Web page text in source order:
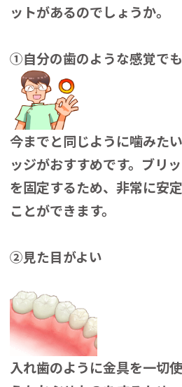
ットがあるのでしょうか。
①自分の歯のような感覚で
今までと同じように噛みた
ッジがおすすめです。ブリ
を固定するため、非常に安
ことができます。
②見た目がよい
入れ歯のように金具を一切